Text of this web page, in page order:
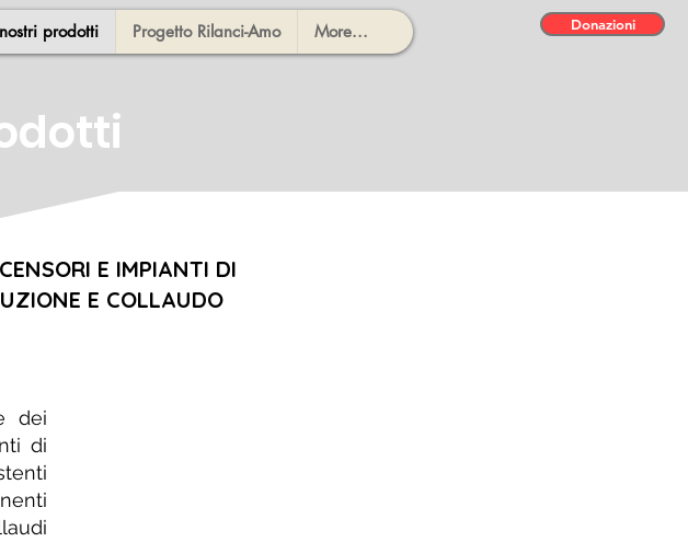
Donazioni
prodotti Progetto Rilanci-Amo More...
E IMPIANTI DI
E COLLAUDO
dei
di